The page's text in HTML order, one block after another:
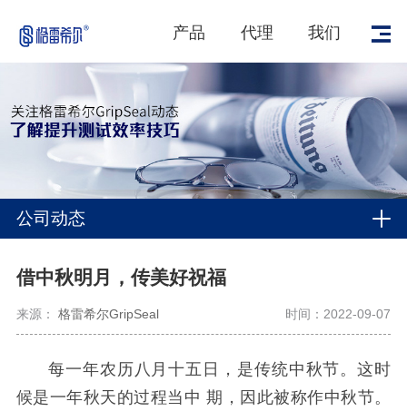
产品 代理 我们
公司动态
借中秋明月，传美好祝福
来源： 格雷希尔GripSeal 时间：2022-09-07
每一年农历八月十五日，是传统中秋节。这时
候是一年秋天的过程当中 期，因此被称作中秋节。